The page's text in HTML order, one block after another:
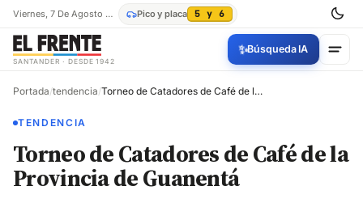
Viernes, 7 De Agosto De 2026 Pico y placa 5 y 6
SANTANDER · DESDE 1942
✨Búsqueda IA
Portada/tendencia/ Torneo de Catadores de Café de la Provincia de Guanentá
TENDENCIA
Torneo de Catadores de Café de la
Provincia de Guanentá